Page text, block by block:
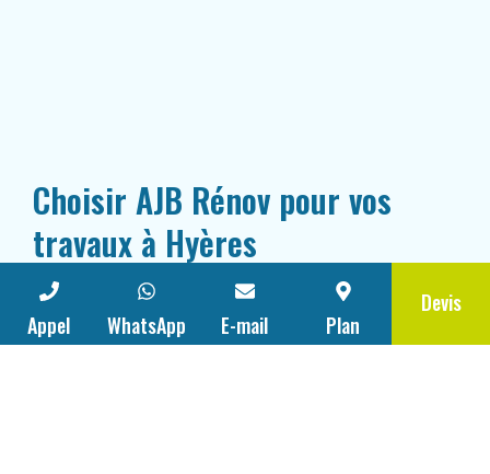
Choisir AJB Rénov pour vos
travaux à Hyères
Faire appel à AJB Rénov, c’est choisir une
Appel WhatsApp E-mail Plan
Devis